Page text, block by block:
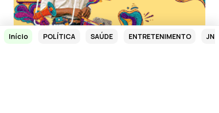
Início POLÍTICA SAÚDE ENTRETENIMENTO JN